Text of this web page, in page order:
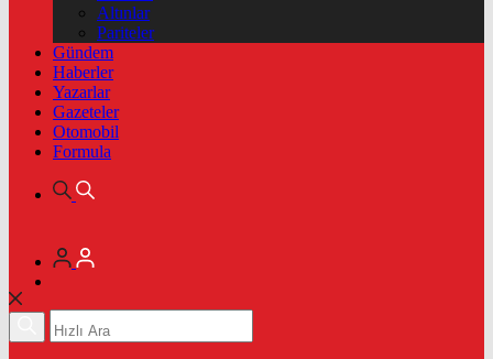
Altınlar
Pariteler
Gündem
Haberler
Yazarlar
Gazeteler
Otomobil
Formula